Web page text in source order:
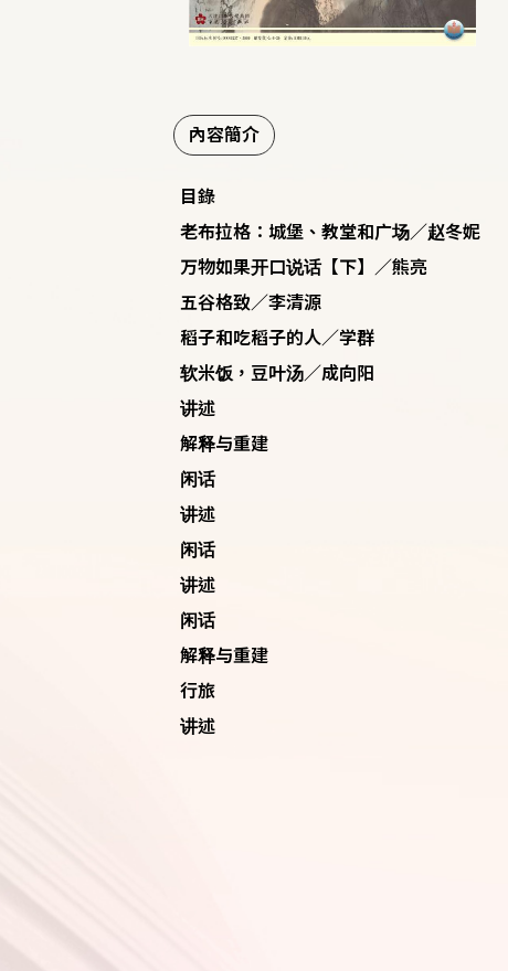
內容簡介
目錄
老布拉格：城堡、教堂和广场／赵冬妮
万物如果开口说话【下】／熊亮
五谷格致／李清源
稻子和吃稻子的人／学群
软米饭，豆叶汤／成向阳
讲述
解释与重建
闲话
讲述
闲话
讲述
闲话
解释与重建
行旅
讲述